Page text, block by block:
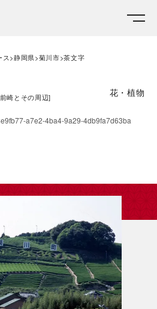
ス 静岡県 菊川市 茶文字
崎とその周辺] 花・植物
a7e2-4ba4-9a29-4db9fa7d63ba